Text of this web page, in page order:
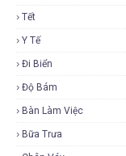
Tết
Y Tế
Đi Biển
Độ Bám
Bàn Làm Việc
Bữa Trưa